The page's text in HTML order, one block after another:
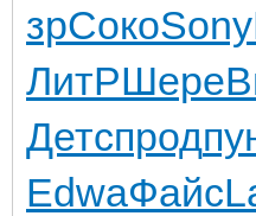
зрСокоSony
ЛитРШере
Детспрод
EdwaФайс